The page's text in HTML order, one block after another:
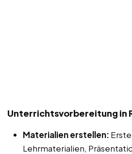
Unterrichtsvorbereitung in
Materialien erstellen:
Lehrmaterialien,